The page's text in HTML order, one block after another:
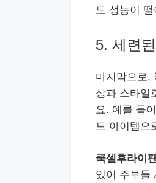
도 성능이
5. 세련
마지막으로,
상과 스타일
요. 예를 들
트 아이템으
쿡셀후라이
있어 주부들